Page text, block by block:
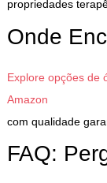
propriedades
Onde
Explore opções de
Amazon
com qualidade
FAQ: